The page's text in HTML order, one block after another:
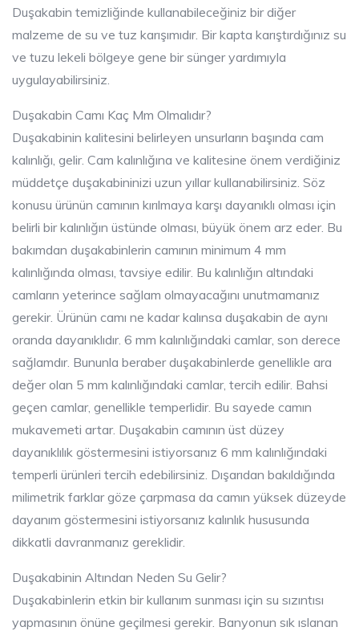
Duşakabin temizliğinde kullanabileceğiniz bir diğer
malzeme de su ve tuz karışımıdır. Bir kapta karıştırdığınız su
ve tuzu lekeli bölgeye gene bir sünger yardımıyla
uygulayabilirsiniz.
Duşakabin Camı Kaç Mm Olmalıdır?
Duşakabinin kalitesini belirleyen unsurların başında cam
kalınlığı, gelir. Cam kalınlığına ve kalitesine önem verdiğiniz
müddetçe duşakabininizi uzun yıllar kullanabilirsiniz. Söz
konusu ürünün camının kırılmaya karşı dayanıklı olması için
belirli bir kalınlığın üstünde olması, büyük önem arz eder. Bu
bakımdan duşakabinlerin camının minimum 4 mm
kalınlığında olması, tavsiye edilir. Bu kalınlığın altındaki
camların yeterince sağlam olmayacağını unutmamanız
gerekir. Ürünün camı ne kadar kalınsa duşakabin de aynı
oranda dayanıklıdır. 6 mm kalınlığındaki camlar, son derece
sağlamdır. Bununla beraber duşakabinlerde genellikle ara
değer olan 5 mm kalınlığındaki camlar, tercih edilir. Bahsi
geçen camlar, genellikle temperlidir. Bu sayede camın
mukavemeti artar. Duşakabin camının üst düzey
dayanıklılık göstermesini istiyorsanız 6 mm kalınlığındaki
temperli ürünleri tercih edebilirsiniz. Dışarıdan bakıldığında
milimetrik farklar göze çarpmasa da camın yüksek düzeyde
dayanım göstermesini istiyorsanız kalınlık hususunda
dikkatli davranmanız gereklidir.
Duşakabinin Altından Neden Su Gelir?
Duşakabinlerin etkin bir kullanım sunması için su sızıntısı
yapmasının önüne geçilmesi gerekir. Banyonun sık ıslanan